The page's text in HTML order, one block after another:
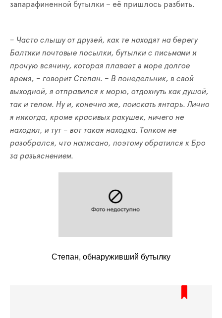
запарафиненной бутылки – её пришлось разбить.
– Часто слышу от друзей, как те находят на берегу
Балтики почтовые посылки, бутылки с письмами и
прочую всячину, которая плавает в море долгое
время, – говорит Степан. – В понедельник, в свой
выходной, я отправился к морю, отдохнуть как душой,
так и телом. Ну и, конечно же, поискать янтарь. Лично
я никогда, кроме красивых ракушек, ничего не
находил, и тут – вот такая находка. Толком не
разобрался, что написано, поэтому обратился к Бро
за разъяснением.
Степан, обнаруживший бутылку